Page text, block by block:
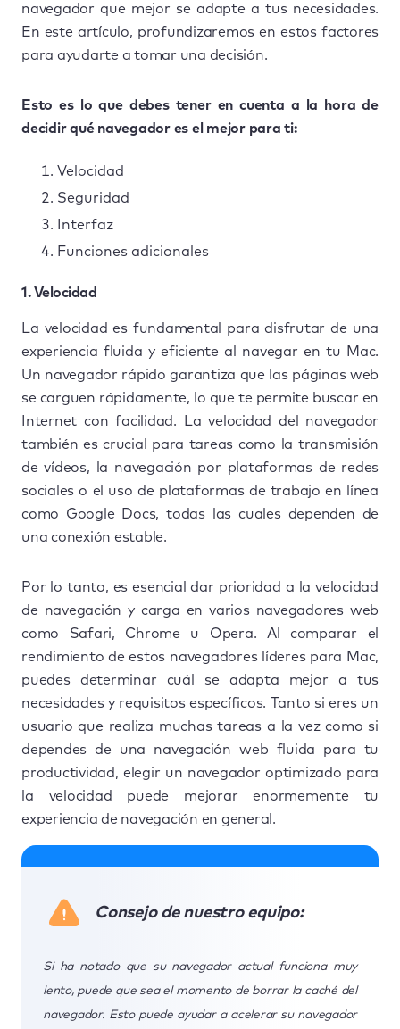
navegador que mejor se adapte a tus necesidades.
En este artículo, profundizaremos en estos factores
para ayudarte a tomar una decisión.
Esto es lo que debes tener en cuenta a la hora de
decidir qué navegador es el mejor para ti:
Velocidad
Seguridad
Interfaz
Funciones adicionales
1. Velocidad
La velocidad es fundamental para disfrutar de una
experiencia fluida y eficiente al navegar en tu Mac.
Un navegador rápido garantiza que las páginas web
se carguen rápidamente, lo que te permite buscar en
Internet con facilidad. La velocidad del navegador
también es crucial para tareas como la transmisión
de vídeos, la navegación por plataformas de redes
sociales o el uso de plataformas de trabajo en línea
como Google Docs, todas las cuales dependen de
una conexión estable.
Por lo tanto, es esencial dar prioridad a la velocidad
de navegación y carga en varios navegadores web
como Safari, Chrome u Opera. Al comparar el
rendimiento de estos navegadores líderes para Mac,
puedes determinar cuál se adapta mejor a tus
necesidades y requisitos específicos. Tanto si eres un
usuario que realiza muchas tareas a la vez como si
dependes de una navegación web fluida para tu
productividad, elegir un navegador optimizado para
la velocidad puede mejorar enormemente tu
experiencia de navegación en general.
Consejo de nuestro equipo:
Si ha notado que su navegador actual funciona muy
lento, puede que sea el momento de borrar la caché del
navegador. Esto puede ayudar a acelerar su navegador